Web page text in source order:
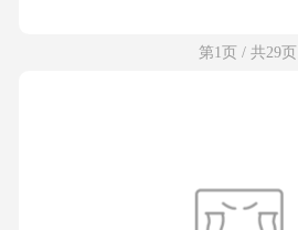
第1页 / 共29页